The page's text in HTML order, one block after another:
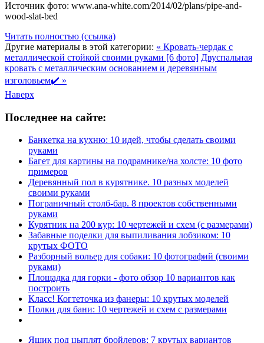
Источник фото: www.ana-white.com/2014/02/plans/pipe-and-
wood-slat-bed
Читать полностью (ссылка)
Другие материалы в этой категории: « Кровать-чердак с
металлической стойкой своими руками [6 фото] Двуспальная
кровать с металлическим основанием и деревянным
изголовьем✔️ »
Наверх
Последнее на сайте:
Банкетка на кухню: 10 идей, чтобы сделать своими
руками
Багет для картины на подрамнике/на холсте: 10 фото
примеров
Деревянный пол в курятнике. 10 разных моделей
своими руками
Пограничный столб-бар. 8 проектов собственными
руками
Курятник на 200 кур: 10 чертежей и схем (с размерами)
Забавные поделки для выпиливания лобзиком: 10
крутых ФОТО
Разборный вольер для собаки: 10 фотографий (своими
руками)
Площадка для горки - фото обзор 10 вариантов как
построить
Класс! Когтеточка из фанеры: 10 крутых моделей
Полки для бани: 10 чертежей и схем с размерами
Ящик под цыплят бройлеров: 7 крутых вариантов